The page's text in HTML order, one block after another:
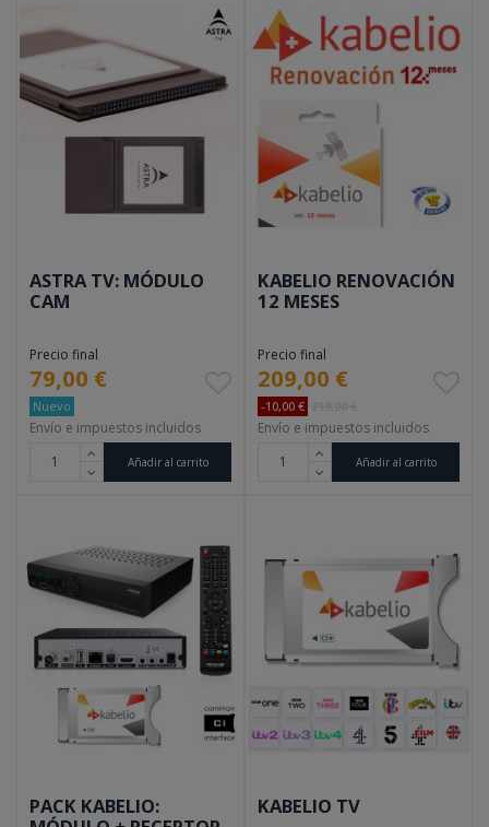
ASTRA TV: MÓDULO
CAM
Precio final
79,00 €
Nuevo
Envío e impuestos incluidos
Añadir al carrito
KABELIO RENOVACIÓN
12 MESES
Precio final
209,00 €
-10,00 €
Envío e impuestos incluidos
Añadir al carrito
PACK KABELIO:
KABELIO TV